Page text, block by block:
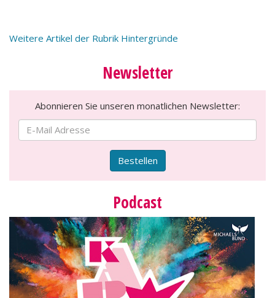
Weitere Artikel der Rubrik Hintergründe
Newsletter
Abonnieren Sie unseren monatlichen Newsletter:
Bestellen
Podcast